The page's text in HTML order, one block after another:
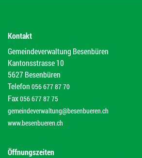
Kontakt
Gemeindeverwaltung Besenbüren
Kantonsstrasse 10
5627 Besenbüren
Telefon 056 677 87 70
Fax056 677 87 75
gemeindeverwaltung@besenbueren.ch
www.besenbueren.ch
Öffnungszeiten